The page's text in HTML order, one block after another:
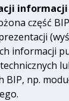
informacji
część
informacji
BIP, np.